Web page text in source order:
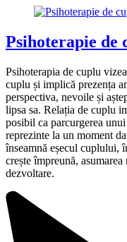
Psihoterapie de
Psihoterapia de cuplu
cuplu și implică prezența
perspectiva, nevoile și
lipsa sa. Relația de cuplu
posibil ca parcurgerea
reprezinte la un moment
înseamnă eșecul cuplului,
crește împreună,
dezvoltare.